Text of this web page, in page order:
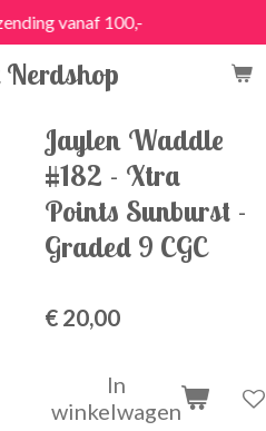
Nerdshop
vanaf 100,-
Jaylen Waddle
#182 - Xtra
Points Sunburst -
Graded 9 CGC
€ 20,00
In
winkelwagen